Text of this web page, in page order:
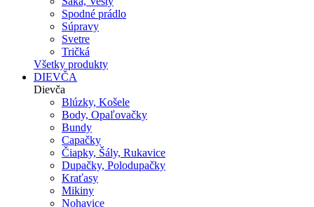
Spodné prádlo
Súpravy
Svetre
Tričká
Všetky produkty
DIEVČA
Dievča
Blúzky, Košele
Body, Opaľovačky
Bundy
Capačky
Čiapky, Šály, Rukavice
Dupačky, Polodupačky
Kraťasy
Mikiny
Nohavice